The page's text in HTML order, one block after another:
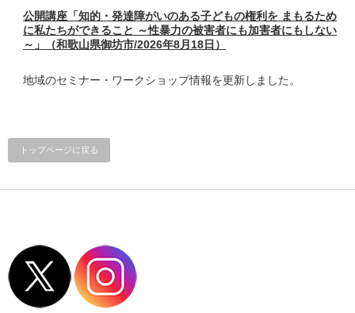
公開講座「知的・発達障がいのある子どもの権利を まもるため
に私たちができること ～性暴力の被害者にも加害者にもしない
～」（和歌山県御坊市/2026年8月18日）
地域のセミナー・ワークショップ情報を更新しました。
トップページに戻る